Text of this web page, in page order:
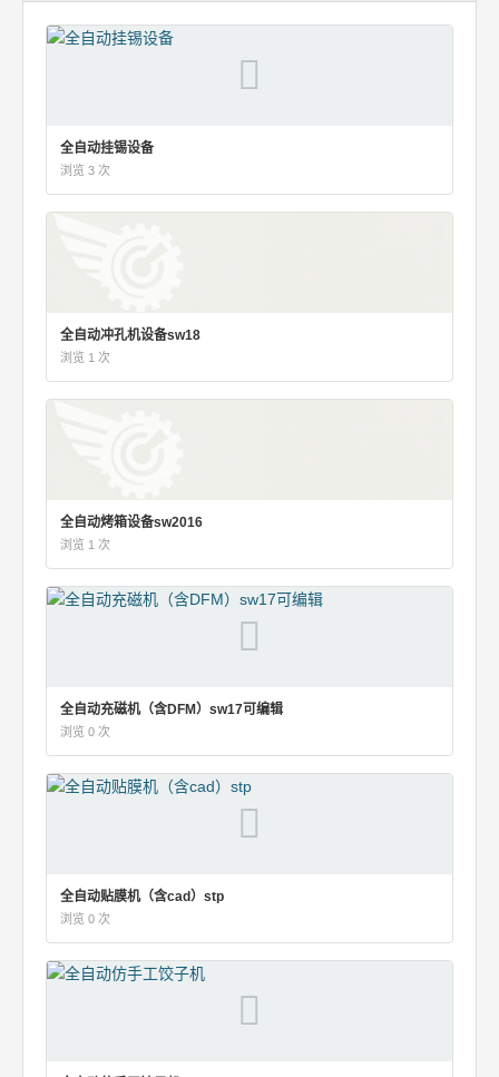
全自动挂锡设备
浏览 3 次
全自动冲孔机设备sw18
浏览 1 次
全自动烤箱设备sw2016
浏览 1 次
全自动充磁机（含DFM）sw17可编辑
浏览 0 次
全自动贴膜机（含cad）stp
浏览 0 次